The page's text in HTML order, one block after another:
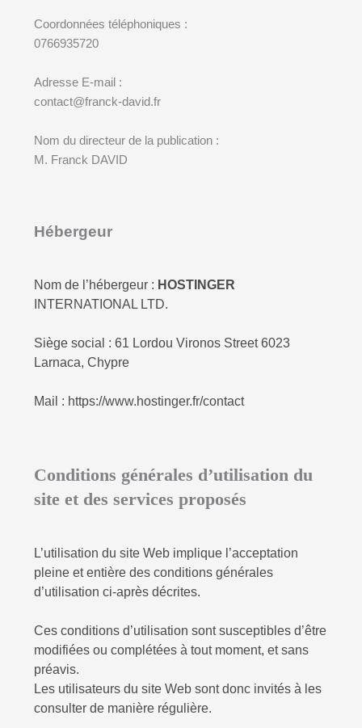
Coordonnées téléphoniques :
0766935720
Adresse E-mail :
contact@franck-david.fr
Nom du directeur de la publication :
M. Franck DAVID
Hébergeur
Nom de l’hébergeur : HOSTINGER
INTERNATIONAL LTD.
Siège social : 61 Lordou Vironos Street6023
Larnaca, Chypre
Mail : https://www.hostinger.fr/contact
Conditions générales d’utilisation du
site et des services proposés
L’utilisation du site Web implique l’acceptation
pleine et entière des conditions générales
d’utilisation ci-après décrites.
Ces conditions d’utilisation sont susceptibles d’être
modifiées ou complétées à tout moment, et sans
préavis.
Les utilisateurs du site Web sont donc invités à les
consulter de manière régulière.